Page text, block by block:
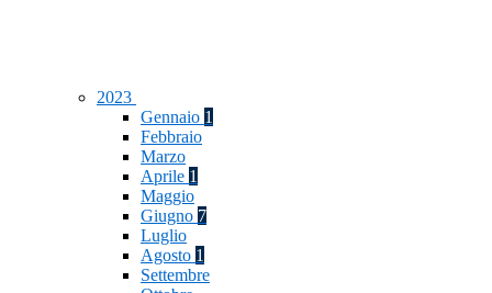
2023
Gennaio 1
Febbraio
Marzo
Aprile 1
Maggio
Giugno 7
Luglio
Agosto 1
Settembre